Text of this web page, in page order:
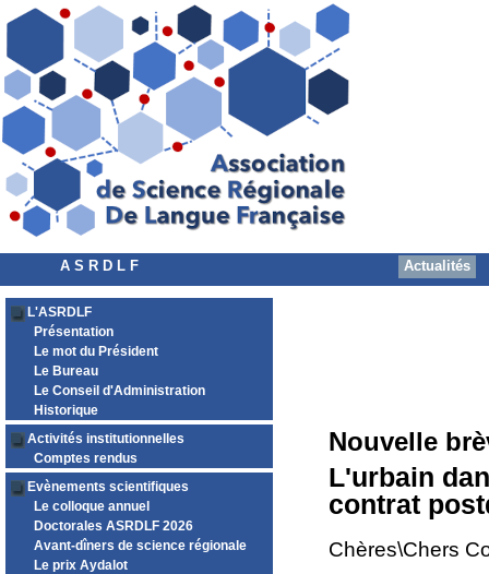
A S R D L F Actualités
L'ASRDLF
Présentation
Le mot du Président
Le Bureau
Le Conseil d'Administration
Historique
Activités institutionnelles
Comptes rendus
Evènements scientifiques
Le colloque annuel
Doctorales ASRDLF 2026
Avant-dîners de science régionale
Le prix Aydalot
Nouvelle
L'urbain
contrat
Chères\Chers